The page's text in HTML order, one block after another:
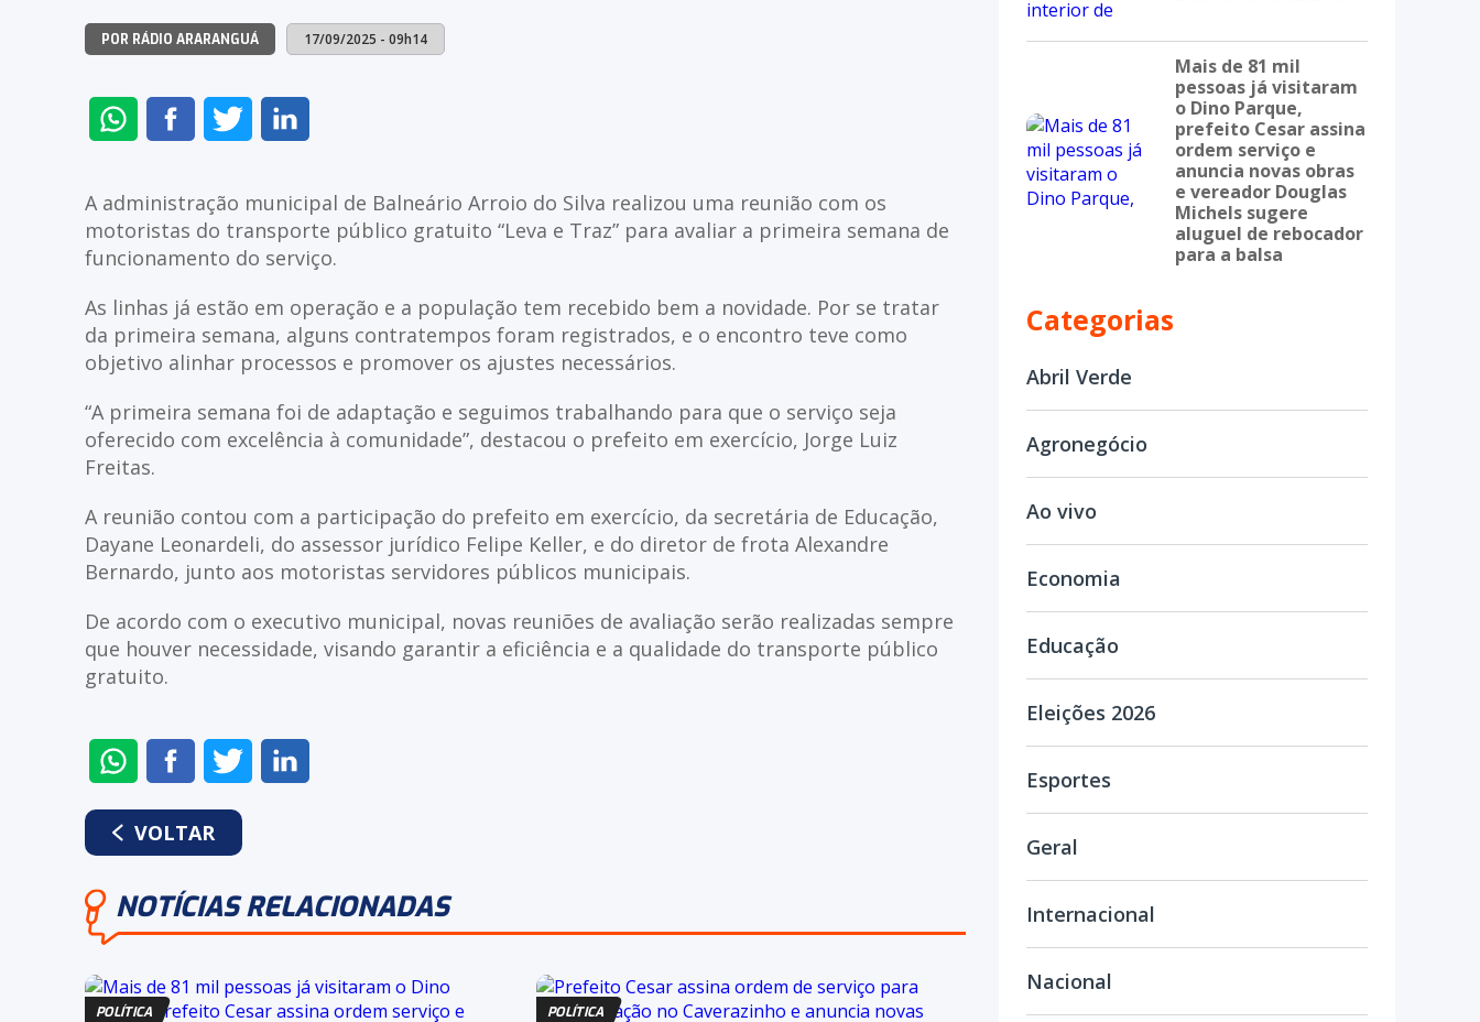
POR RÁDIO ARARANGUÁ 17/09/2025 - 09h14
ENVIAR
NO
COMPARTILHAR
NO
COMPARTILHAR
NO
A administração municipal de Balneário Arroio do Silva realizou uma reunião com os
motoristas do transporte público gratuito “Leva e Traz” para avaliar a primeira semana de
funcionamento do serviço.
As linhas já estão em operação e a população tem recebido bem a novidade. Por se tratar
da primeira semana, alguns contratempos foram registrados, e o encontro teve como
objetivo alinhar processos e promover os ajustes necessários.
“A primeira semana foi de adaptação e seguimos trabalhando para que o serviço seja
oferecido com excelência à comunidade”, destacou o prefeito em exercício, Jorge Luiz
Freitas.
A reunião contou com a participação do prefeito em exercício, da secretária de Educação,
Dayane Leonardeli, do assessor jurídico Felipe Keller, e do diretor de frota Alexandre
Bernardo, junto aos motoristas servidores públicos municipais.
De acordo com o executivo municipal, novas reuniões de avaliação serão realizadas sempre
que houver necessidade, visando garantir a eficiência e a qualidade do transporte público
gratuito.
ENVIAR
NO
WHATSAPP
COMPARTILHAR
NO
FACEBOOK
COMPARTILHAR
NO
VOLTAR
NOTÍCIAS RELACIONADAS
POLÍTICA POLÍTICA
Mais de 81 mil
pessoas já visitaram
o Dino Parque,
prefeito Cesar assina
ordem serviço e
anuncia novas obras
e vereador Douglas
Michels sugere
aluguel de rebocador
para a balsa
Categorias
Abril Verde
Agronegócio
Ao vivo
Economia
Educação
Eleições 2026
Esportes
Geral
Internacional
Nacional